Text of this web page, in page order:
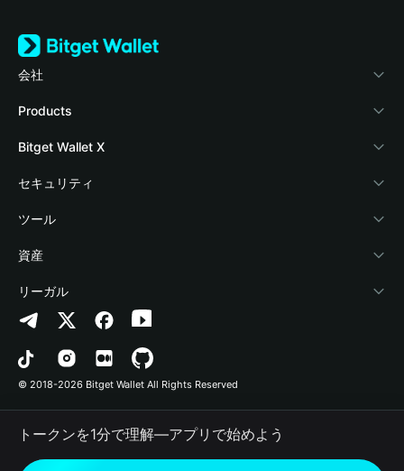
会社
Bitget Walletについて
ブログ
アカデミー
暗号資産ニュース
Help Center
お問い合わせ
ブランドリソース
キャリア
Products
Crypto Card
Stablecoin Earn
Payfi Crypto
Crypto Swap API
Altcoin Season Index
Prediction Markets
DApp
RWA
Bitget Wallet X
デベロッパー
ウォレットを接続
Bitget Wallet Pay
プロジェクトを掲載
セキュリティ
保護基金
セキュリティ技術
ツール
暗号資産を購入
認証検出
コントラクト検出
一括送金
資産
Arbitrum
Avalanche
Bitcoin
Polygon
リーガル
プライバシーポリシー
利用規約
© 2018-2026 Bitget Wallet All Rights Reserved
トークンを1分で理解―アプリで始めよう